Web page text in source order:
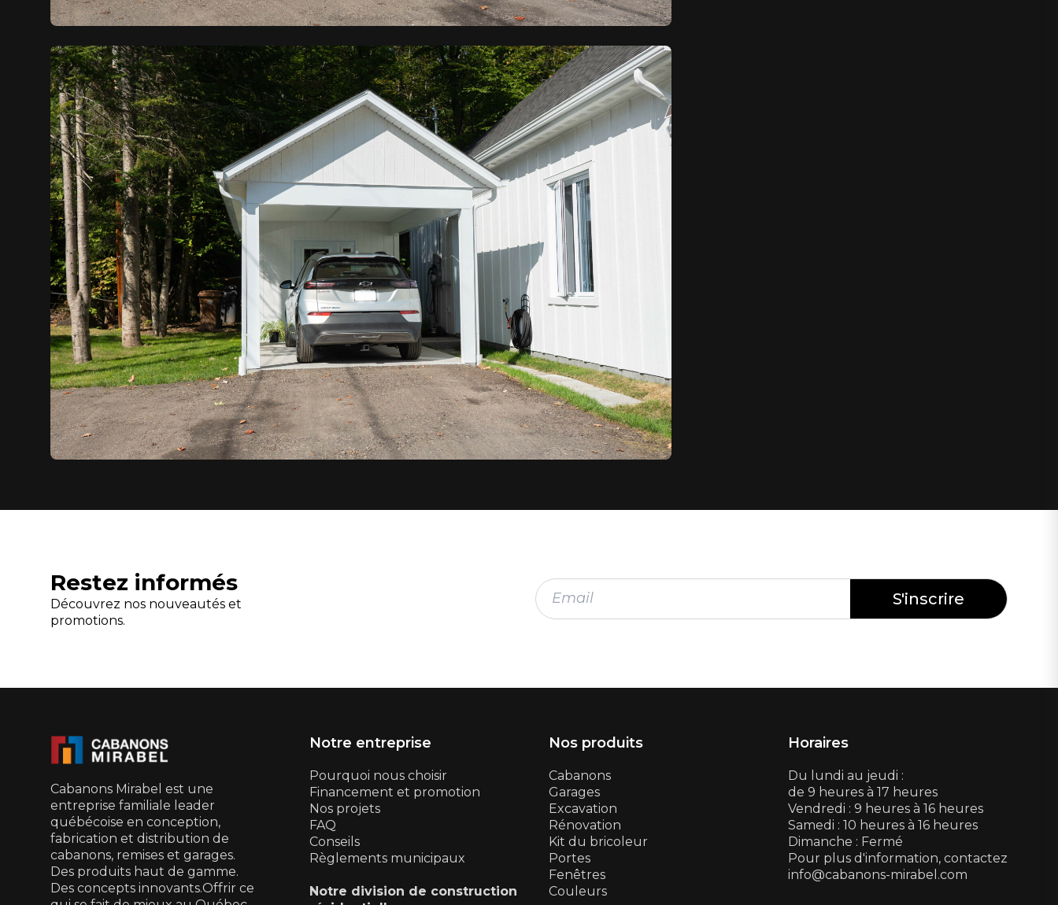
Restez informés
Découvrez nos nouveautés et
promotions.
Cabanons Mirabel est une
entreprise familiale leader
québécoise en conception,
fabrication et distribution de
cabanons, remises et garages.
Des produits haut de gamme.
Des concepts innovants.Offrir ce
Notre entreprise
Pourquoi nous choisir
Financement et promotion
Nos projets
FAQ
Conseils
Règlements municipaux
Notre division de construction
Nos produits
Cabanons
Garages
Excavation
Rénovation
Kit du bricoleur
Portes
Fenêtres
Couleurs
Horaires
Du lundi au jeudi :
de 9 heures à 17 heures
Vendredi : 9 heures à 16 heures
Samedi : 10 heures à 16 heures
Dimanche : Fermé
Pour plus d'information, contactez
info@cabanons-mirabel.com